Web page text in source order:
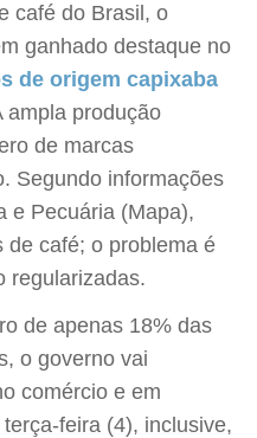
café do Brasil, o
ganhado destaque no
de origem capixaba
ampla produção
de marcas
Segundo informações
e Pecuária (Mapa),
de café; o problema é
regularizadas.
de apenas 18% das
o governo vai
comércio e em
feira (4), inclusive,